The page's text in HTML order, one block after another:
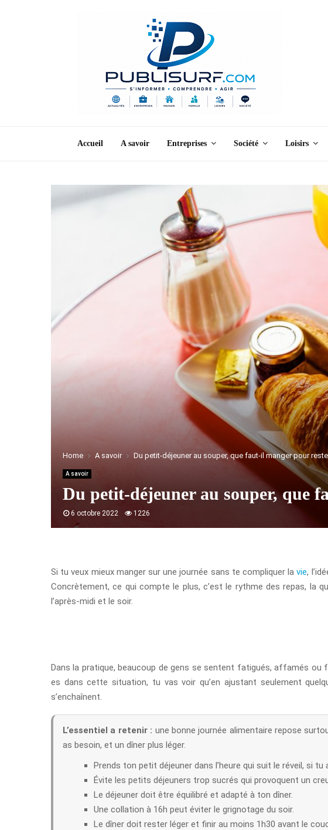
Accueil A savoir Entreprises Société Loisirs
Home A savoir Du petit-déjeuner au souper, que faut-il manger pour
A savoir
Du petit-déjeuner au souper, que
6 octobre 2022 1226
Si tu veux mieux manger sur une journée sans te compliquer lavie,
Concrètement, ce qui compte le plus, c’est le rythme des repas, la
l’après-midi et le soir.
Dans la pratique, beaucoup de gens se sentent fatigués, affamés ou
es dans cette situation, tu vas voir qu’en ajustant seulement
s’enchaînent.
L’essentiel a retenir : une bonne journée alimentaire repose
as besoin, et un dîner plus léger.
Prends ton petit déjeuner dans l’heure qui suit le réveil, si tu
Évite les petits déjeuners trop sucrés qui provoquent un
Le déjeuner doit être équilibré et adapté à ton dîner.
Une collation à 16h peut éviter le grignotage du soir.
Le dîner doit rester léger et finir au moins 1h30 avant le